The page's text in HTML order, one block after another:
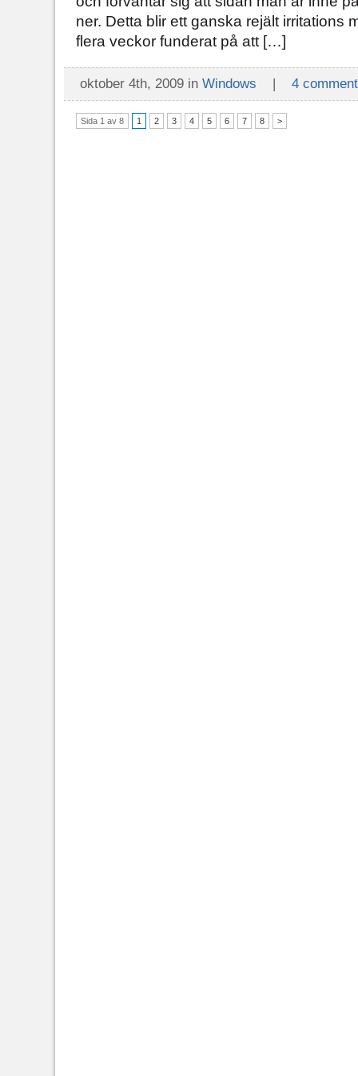
ner. Detta blir ett ganska rejält irritations
flera veckor funderat på att […]
oktober 4th, 2009 in Windows | 4
Sida 1 av 8 1 2 3 4 5 6 7 8 >